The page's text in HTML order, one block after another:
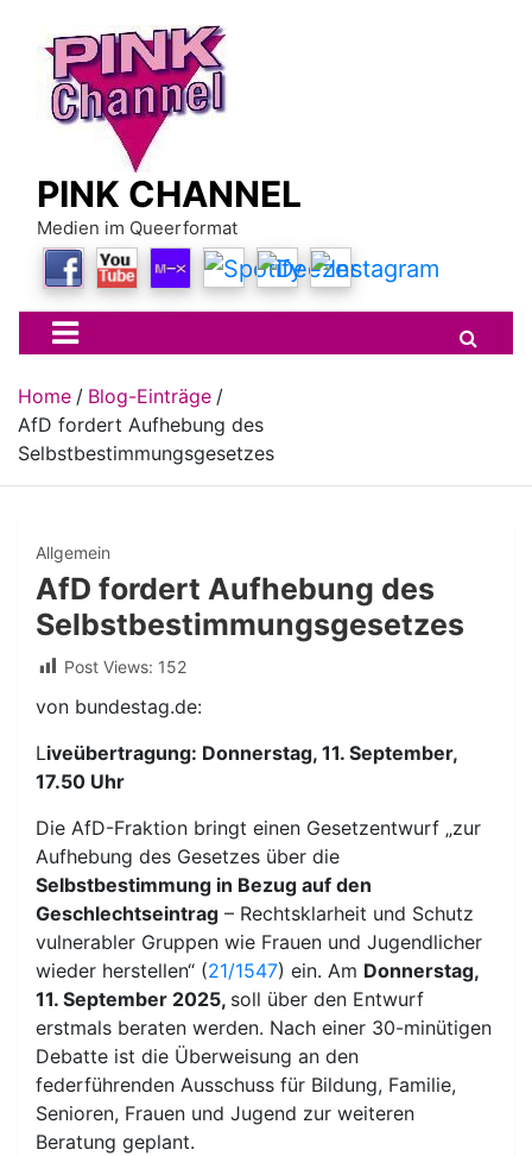
content
PINK CHANNEL
Medien im Queerformat
Home
Blog-Einträge
AfD fordert Aufhebung des
Selbstbestimmungsgesetzes
Allgemein
AfD fordert Aufhebung des
Selbstbestimmungsgesetzes
Post Views: 152
von bundestag.de:
Liveübertragung: Donnerstag, 11. September,
17.50 Uhr
Die AfD-Fraktion bringt einen Gesetzentwurf „zur
Aufhebung des Gesetzes über die
Selbstbestimmung in Bezug auf den
Geschlechtseintrag – Rechtsklarheit und Schutz
vulnerabler Gruppen wie Frauen und Jugendlicher
wieder herstellen“ (21/1547) ein. Am Donnerstag,
11. September 2025, soll über den Entwurf
erstmals beraten werden. Nach einer 30-minütigen
Debatte ist die Überweisung an den
federführenden Ausschuss für Bildung, Familie,
Senioren, Frauen und Jugend zur weiteren
Beratung geplant.